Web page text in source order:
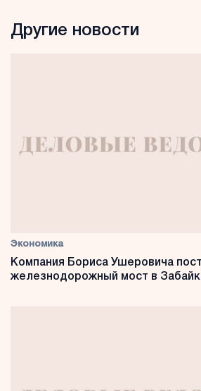
Другие новости
Экономика
Компания Бориса Ушеровича
железнодорожный мост в